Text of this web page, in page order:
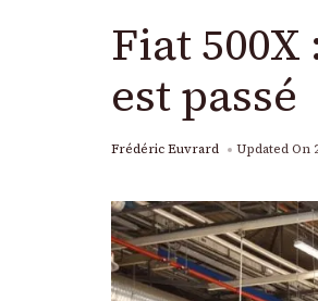
Fiat 500X
est passé
Frédéric Euvrard Updated On